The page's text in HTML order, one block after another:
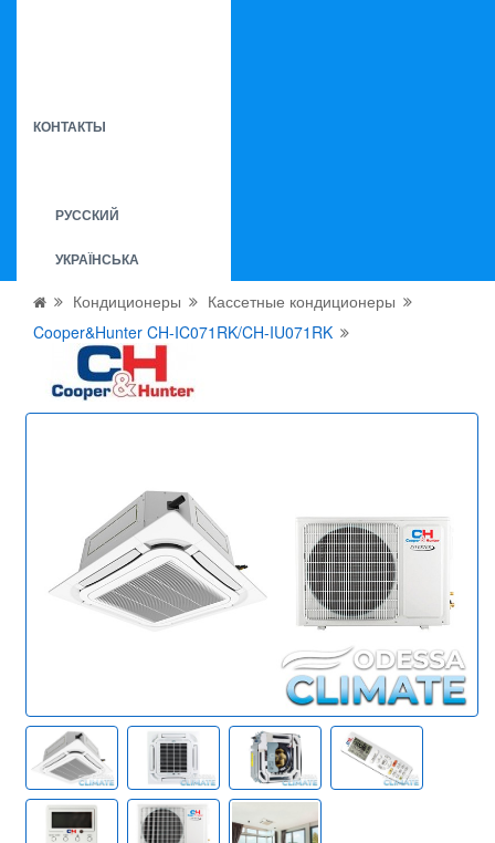
КОНТАКТЫ
РУССКИЙ
УКРАЇНСЬКА
Кондиционеры
Кассетные кондиционеры
Cooper&Hunter CH-IC071RK/CH-IU071RK